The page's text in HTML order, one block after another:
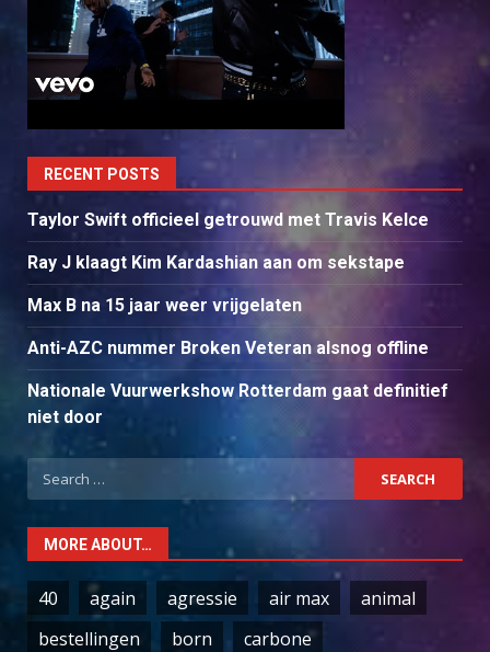
RECENT POSTS
Taylor Swift officieel getrouwd met Travis Kelce
Ray J klaagt Kim Kardashian aan om sekstape
Max B na 15 jaar weer vrijgelaten
Anti-AZC nummer Broken Veteran alsnog offline
Nationale Vuurwerkshow Rotterdam gaat definitief
niet door
Search
for:
MORE ABOUT…
40 again agressie air max
animal
bestellingen
born
carbone